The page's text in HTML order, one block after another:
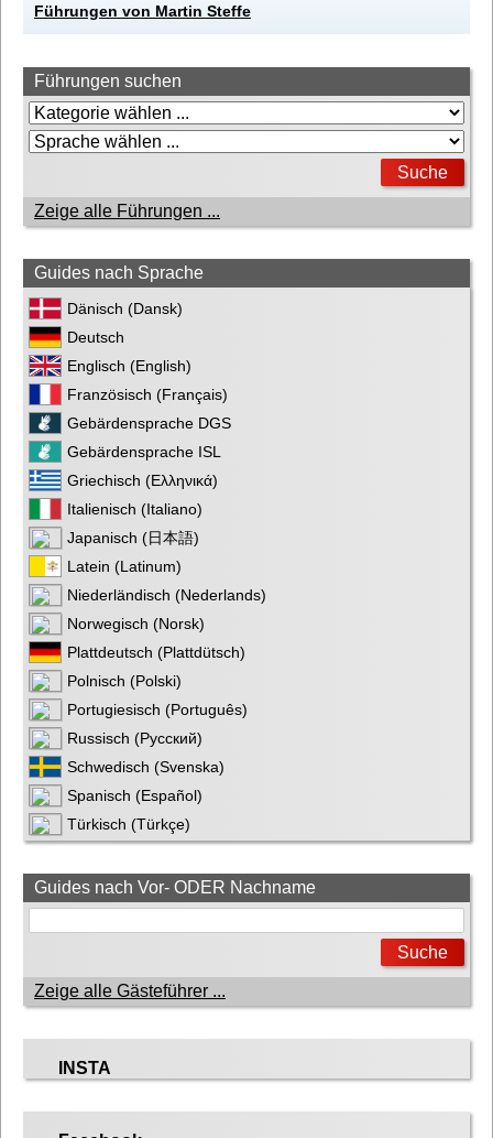
Führungen von Martin Steffe
Führungen suchen
Zeige alle Führungen ...
Guides nach Sprache
Dänisch (Dansk)
Deutsch
Englisch (English)
Französisch (Français)
Gebärdensprache DGS
Gebärdensprache ISL
Griechisch (Ελληνικά)
Italienisch (Italiano)
Japanisch (日本語)
Latein (Latinum)
Niederländisch (Nederlands)
Norwegisch (Norsk)
Plattdeutsch (Plattdütsch)
Polnisch (Polski)
Portugiesisch (Português)
Russisch (Русский)
Schwedisch (Svenska)
Spanisch (Español)
Türkisch (Türkçe)
Guides nach Vor- ODER Nachname
Zeige alle Gästeführer ...
INSTA